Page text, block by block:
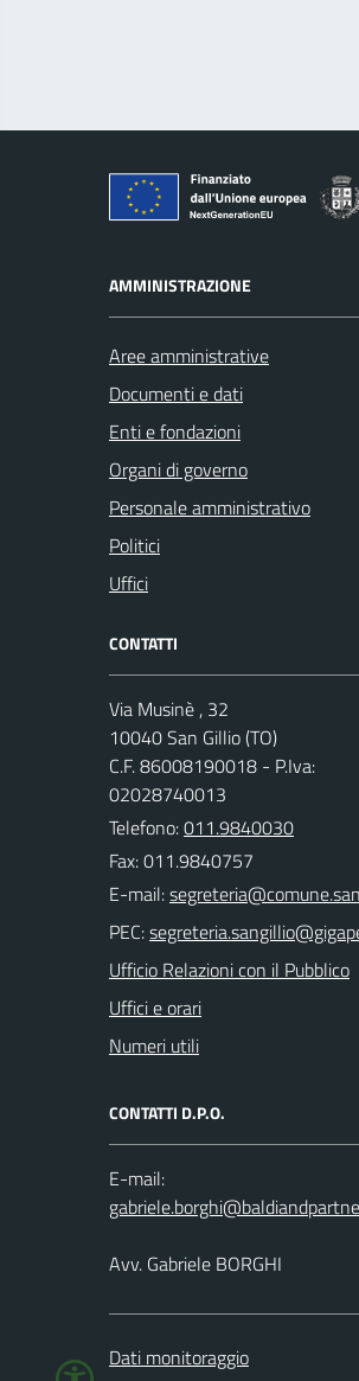
AMMINISTRAZIONE
Aree amministrative
Documenti e dati
Enti e fondazioni
Organi di governo
Personale amministrativo
Politici
Uffici
CONTATTI
Via Musinè , 32
10040 San Gillio (TO)
C.F. 86008190018 - P.Iva:
02028740013
Telefono:011.9840030
Fax: 011.9840757
E-mail:
PEC:
Ufficio Relazioni con il Pubblico
Uffici e orari
Numeri utili
CONTATTI D.P.O.
E-mail:
Avv. Gabriele BORGHI
Dati monitoraggio